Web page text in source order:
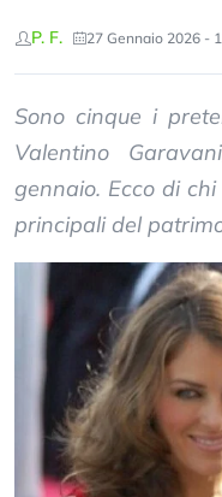
P. F. 27 Gennaio 2026 -
Sono cinque i
Valentino
gennaio. Ecco di
principali del